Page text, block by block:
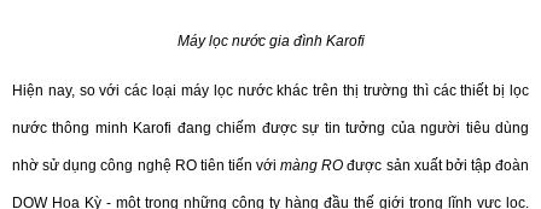
Máy lọc nước gia đình Karofi
Hiện nay, so với các loại máy lọc nước khác trên thị trường thì các thiết bị lọc
nước thông minh Karofi đang chiếm được sự tin tưởng của người tiêu dùng
nhờ sử dụng công nghệ RO tiên tiến vớimàng RO được sản xuất bởi tập đoàn
DOW Hoa Kỳ - một trong những công ty hàng đầu thế giới trong lĩnh vực lọc.